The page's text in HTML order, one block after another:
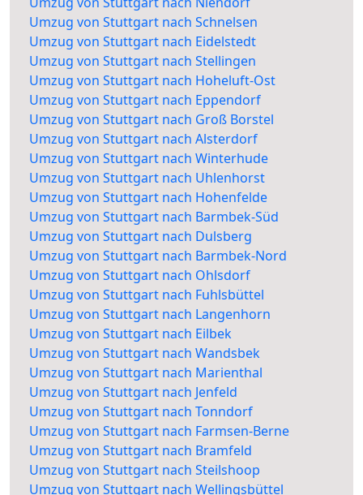
Umzug von Stuttgart nach Schnelsen
Umzug von Stuttgart nach Eidelstedt
Umzug von Stuttgart nach Stellingen
Umzug von Stuttgart nach Hoheluft-Ost
Umzug von Stuttgart nach Eppendorf
Umzug von Stuttgart nach Groß Borstel
Umzug von Stuttgart nach Alsterdorf
Umzug von Stuttgart nach Winterhude
Umzug von Stuttgart nach Uhlenhorst
Umzug von Stuttgart nach Hohenfelde
Umzug von Stuttgart nach Barmbek-Süd
Umzug von Stuttgart nach Dulsberg
Umzug von Stuttgart nach Barmbek-Nord
Umzug von Stuttgart nach Ohlsdorf
Umzug von Stuttgart nach Fuhlsbüttel
Umzug von Stuttgart nach Langenhorn
Umzug von Stuttgart nach Eilbek
Umzug von Stuttgart nach Wandsbek
Umzug von Stuttgart nach Marienthal
Umzug von Stuttgart nach Jenfeld
Umzug von Stuttgart nach Tonndorf
Umzug von Stuttgart nach Farmsen-Berne
Umzug von Stuttgart nach Bramfeld
Umzug von Stuttgart nach Steilshoop
Umzug von Stuttgart nach Wellingsbüttel